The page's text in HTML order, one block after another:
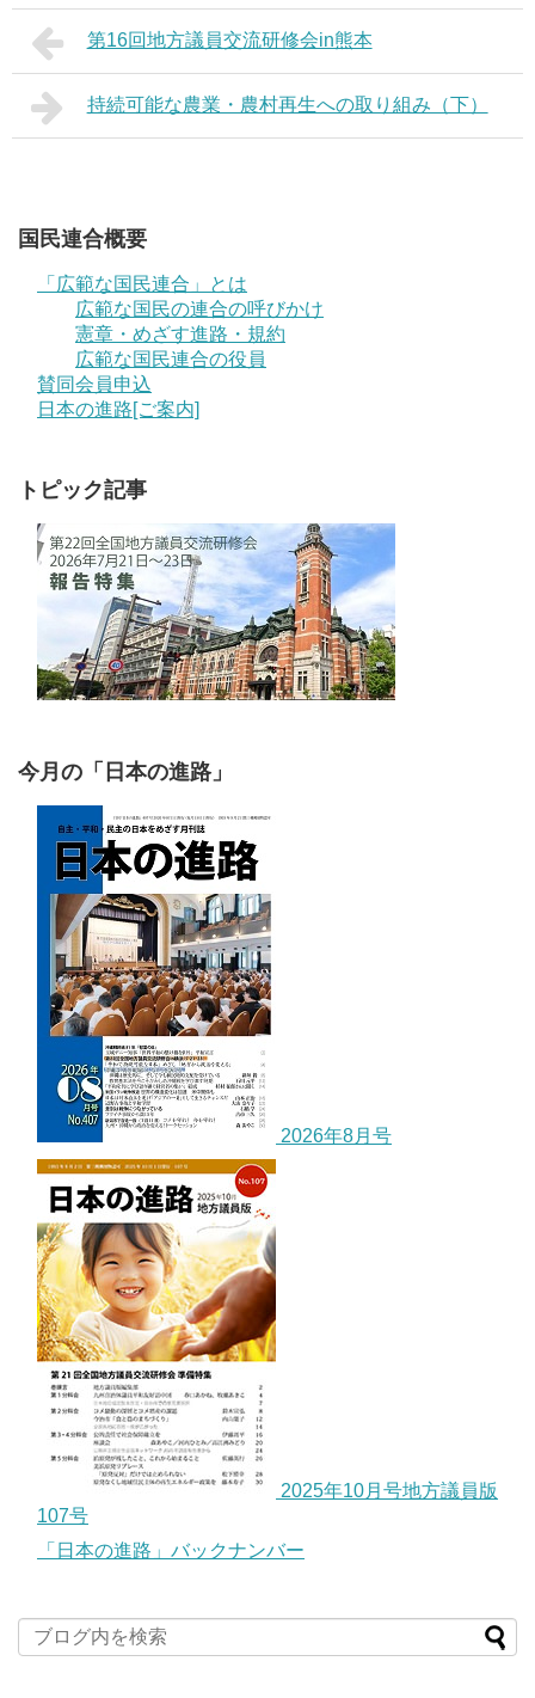
第16回地方議員交流研修会in熊本
持続可能な農業・農村再生への取り組み（下）
国民連合概要
「広範な国民連合」とは
広範な国民の連合の呼びかけ
憲章・めざす進路・規約
広範な国民連合の役員
賛同会員申込
日本の進路[ご案内]
トピック記事
今月の「日本の進路」
2026年8月号
2025年10月号地方議員版
107号
「日本の進路」バックナンバー